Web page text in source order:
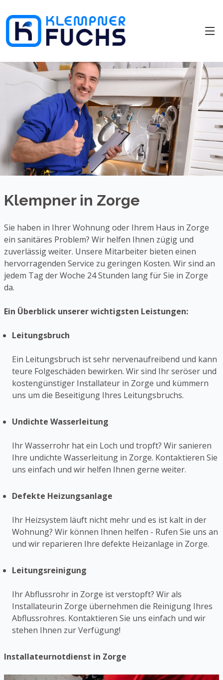
Klempner in Zorge
Sie haben in Ihrer Wohnung oder Ihrem Haus in Zorge
ein sanitäres Problem? Wir helfen Ihnen zügig und
zuverlässig weiter. Unsere Mitarbeiter bieten einen
hervorragenden Service zu geringen Kosten. Wir sind an
jedem Tag der Woche 24 Stunden lang für Sie in Zorge
da.
Ein Überblick unserer wichtigsten Leistungen:
Leitungsbruch
Ein Leitungsbruch ist sehr nervenaufreibend und kann
teure Folgeschäden bewirken. Wir sind Ihr seröser und
kostengünstiger Installateur in Zorge und kümmern
uns um die Beseitigung Ihres Leitungsbruchs.
Undichte Wasserleitung
Ihr Wasserrohr hat ein Loch und tropft? Wir sanieren
Ihre undichte Wasserleitung in Zorge. Kontaktieren Sie
uns einfach und wir helfen Ihnen gerne weiter.
Defekte Heizungsanlage
Ihr Heizsystem läuft nicht mehr und es ist kalt in der
Wohnung? Wir können Ihnen helfen - Rufen Sie uns an
und wir reparieren Ihre defekte Heizanlage in Zorge.
Leitungsreinigung
Ihr Abflussrohr in Zorge ist verstopft? Wir als
Installateurin Zorge übernehmen die Reinigung Ihres
Abflussrohres. Kontaktieren Sie uns einfach und wir
stehen Ihnen zur Verfügung!
Installateurnotdienst in Zorge